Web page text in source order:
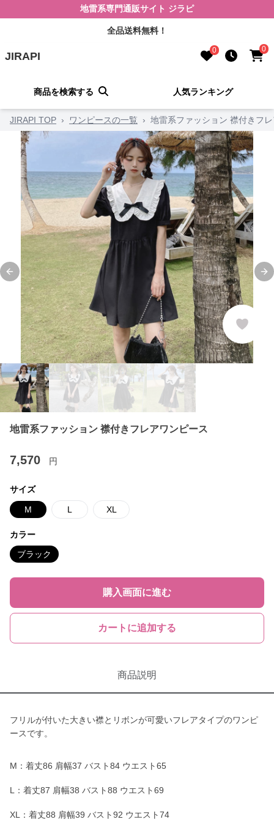
地雷系専門通販サイト ジラピ
全品送料無料！
JIRAPI 0 0
商品を検索する 人気ランキング
JIRAPI TOP › ワンピースの一覧 › 地雷系ファッション 襟付きフ
Previous slide
地雷系ファッション 襟付きフレアワンピース
7,570 円
サイズ
M L XL
カラー
ブラック
購入画面に進む
カートに追加する
商品説明
フリルが付いた大きい襟とリボンが可愛いフレアタイプのワンピ
ースです。
M：着丈86 肩幅37 バスト84 ウエスト65
L：着丈87 肩幅38 バスト88 ウエスト69
XL：着丈88 肩幅39 バスト92 ウエスト74